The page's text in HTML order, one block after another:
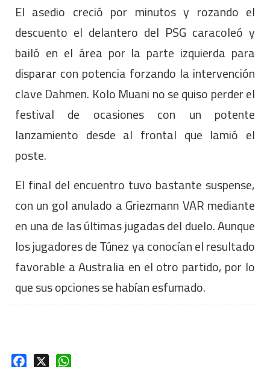
El asedio creció por minutos y rozando el
descuento el delantero del PSG caracoleó y
bailó en el área por la parte izquierda para
disparar con potencia forzando la intervención
clave Dahmen. Kolo Muani no se quiso perder el
festival de ocasiones con un potente
lanzamiento desde al frontal que lamió el
poste.
El final del encuentro tuvo bastante suspense,
con un gol anulado a Griezmann VAR mediante
en una de las últimas jugadas del duelo. Aunque
los jugadores de Túnez ya conocían el resultado
favorable a Australia en el otro partido, por lo
que sus opciones se habían esfumado.
Facebook